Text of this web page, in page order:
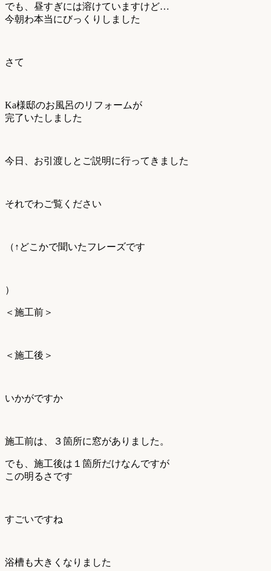
でも、昼すぎには溶けていますけど…
今朝わ本当にびっくりしました
さて
Ka様邸のお風呂のリフォームが
完了いたしました
今日、お引渡しとご説明に行ってきました
それでわご覧ください
（↑どこかで聞いたフレーズです
）
＜施工前＞
＜施工後＞
いかがですか
施工前は、３箇所に窓がありました。
でも、施工後は１箇所だけなんですが
この明るさです
すごいですね
浴槽も大きくなりました